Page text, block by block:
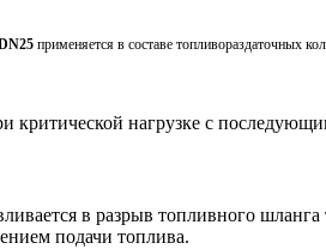
применяется в составе топливораздаточных
критической нагрузке с
в разрыв топливного
подачи топлива.